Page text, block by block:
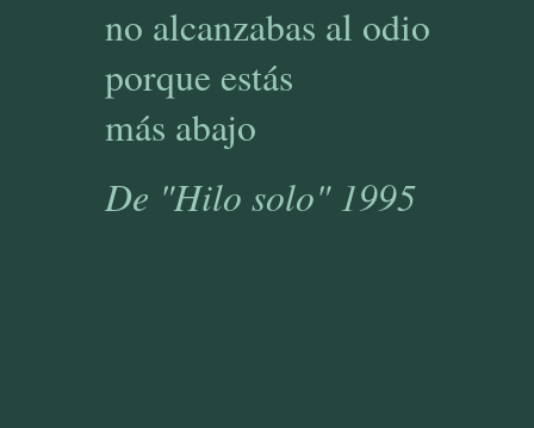
no alcanzabas al odio
porque estás
más abajo
De "Hilo solo" 1995